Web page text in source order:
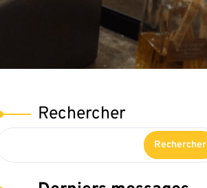
Rechercher
Rechercher